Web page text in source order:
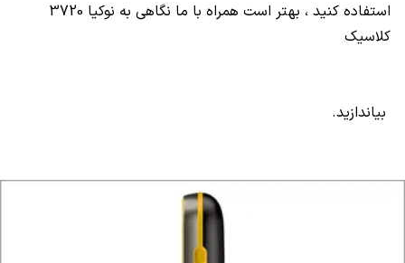
استفاده کنید ، بهتر است همراه با ما نگاهی به نوکیا 3720
کلاسیک
بیاندازید.